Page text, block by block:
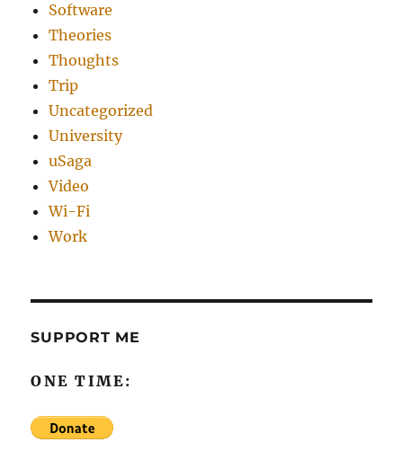
Software
Theories
Thoughts
Trip
Uncategorized
University
uSaga
Video
Wi-Fi
Work
SUPPORT ME
ONE TIME: